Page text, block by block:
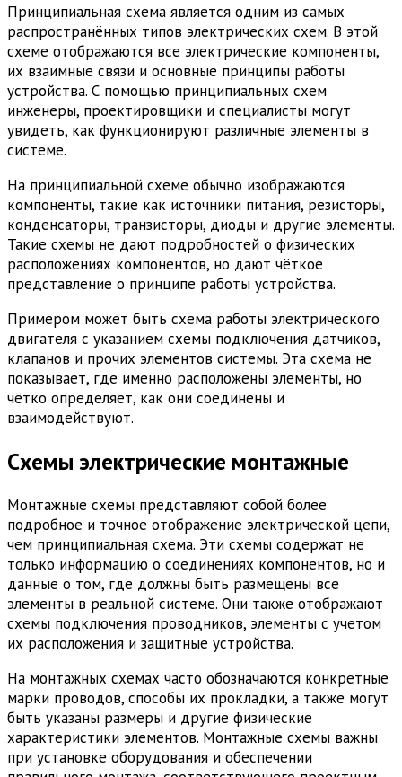
Принципиальная схема является одним из самых
распространённых типов электрических схем. В этой
схеме отображаются все электрические компоненты,
их взаимные связи и основные принципы работы
устройства. С помощью принципиальных схем
инженеры, проектировщики и специалисты могут
увидеть, как функционируют различные элементы в
системе.
На принципиальной схеме обычно изображаются
компоненты, такие как источники питания, резисторы,
конденсаторы, транзисторы, диоды и другие элементы.
Такие схемы не дают подробностей о физических
расположениях компонентов, но дают чёткое
представление о принципе работы устройства.
Примером может быть схема работы электрического
двигателя с указанием схемы подключения датчиков,
клапанов и прочих элементов системы. Эта схема не
показывает, где именно расположены элементы, но
чётко определяет, как они соединены и
взаимодействуют.
Схемы электрические монтажные
Монтажные схемы представляют собой более
подробное и точное отображение электрической цепи,
чем принципиальная схема. Эти схемы содержат не
только информацию о соединениях компонентов, но и
данные о том, где должны быть размещены все
элементы в реальной системе. Они также отображают
схемы подключения проводников, элементы с учетом
их расположения и защитные устройства.
На монтажных схемах часто обозначаются конкретные
марки проводов, способы их прокладки, а также могут
быть указаны размеры и другие физические
характеристики элементов. Монтажные схемы важны
при установке оборудования и обеспечении